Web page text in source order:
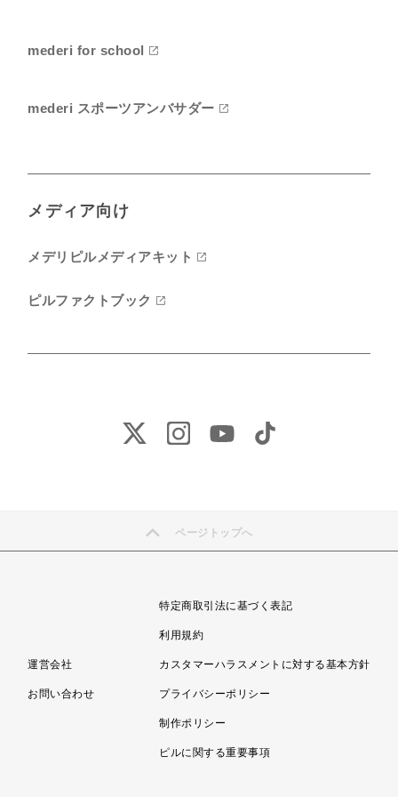
mederi for school
mederi スポーツアンバサダー
メディア向け
メデリピルメディアキット
ピルファクトブック
ページトップへ
運営会社
お問い合わせ
特定商取引法に基づく表記
利用規約
カスタマーハラスメントに対する基本方針
プライバシーポリシー
制作ポリシー
ピルに関する重要事項